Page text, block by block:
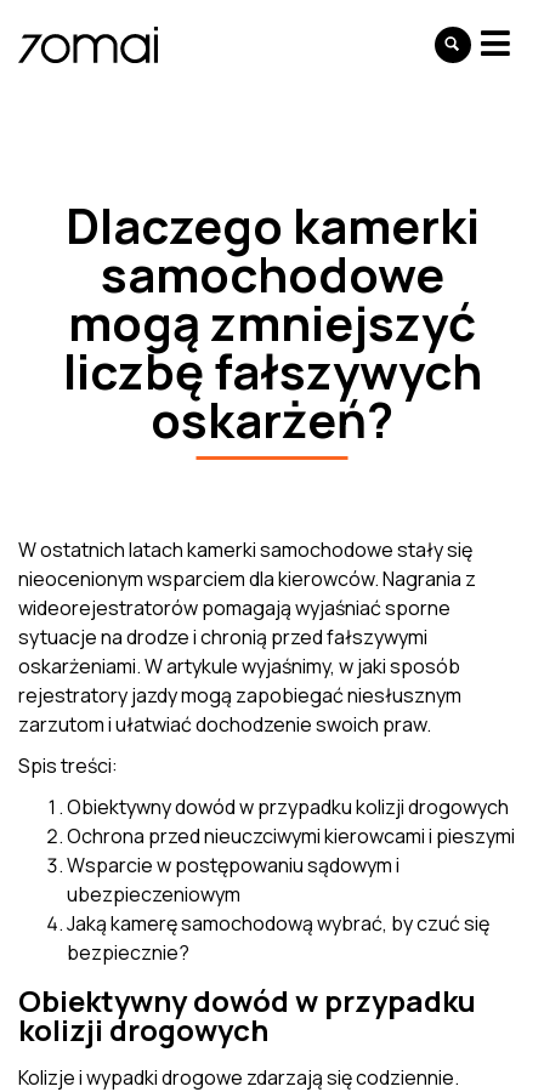
Dlaczego kamerki
samochodowe
mogą zmniejszyć
liczbę fałszywych
oskarżeń?
W ostatnich latach kamerki samochodowe stały się
nieocenionym wsparciem dla kierowców. Nagrania z
wideorejestratorów pomagają wyjaśniać sporne
sytuacje na drodze i chronią przed fałszywymi
oskarżeniami. W artykule wyjaśnimy, w jaki sposób
rejestratory jazdy mogą zapobiegać niesłusznym
zarzutom i ułatwiać dochodzenie swoich praw.
Spis treści:
Obiektywny dowód w przypadku kolizji drogowych
Ochrona przed nieuczciwymi kierowcami i pieszymi
Wsparcie w postępowaniu sądowym i
ubezpieczeniowym
Jaką kamerę samochodową wybrać, by czuć się
bezpiecznie?
Obiektywny dowód w przypadku
kolizji drogowych
Kolizje i wypadki drogowe zdarzają się codziennie.